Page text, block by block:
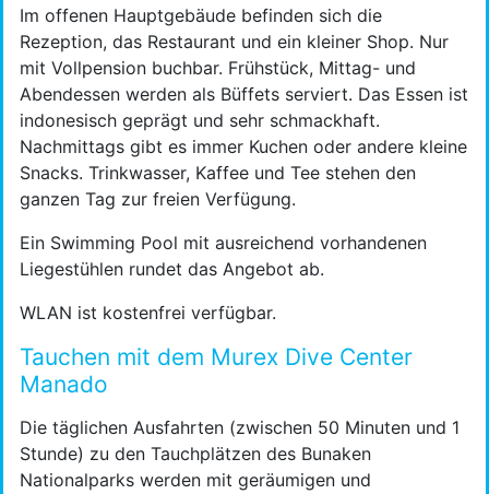
Im offenen Hauptgebäude befinden sich die
Rezeption, das Restaurant und ein kleiner Shop. Nur
mit Vollpension buchbar. Frühstück, Mittag- und
Abendessen werden als Büffets serviert. Das Essen ist
indonesisch geprägt und sehr schmackhaft.
Nachmittags gibt es immer Kuchen oder andere kleine
Snacks. Trinkwasser, Kaffee und Tee stehen den
ganzen Tag zur freien Verfügung.
Ein Swimming Pool mit ausreichend vorhandenen
Liegestühlen rundet das Angebot ab.
WLAN ist kostenfrei verfügbar.
Tauchen mit dem Murex Dive Center
Manado
Die täglichen Ausfahrten (zwischen 50 Minuten und 1
Stunde) zu den Tauchplätzen des Bunaken
Nationalparks werden mit geräumigen und